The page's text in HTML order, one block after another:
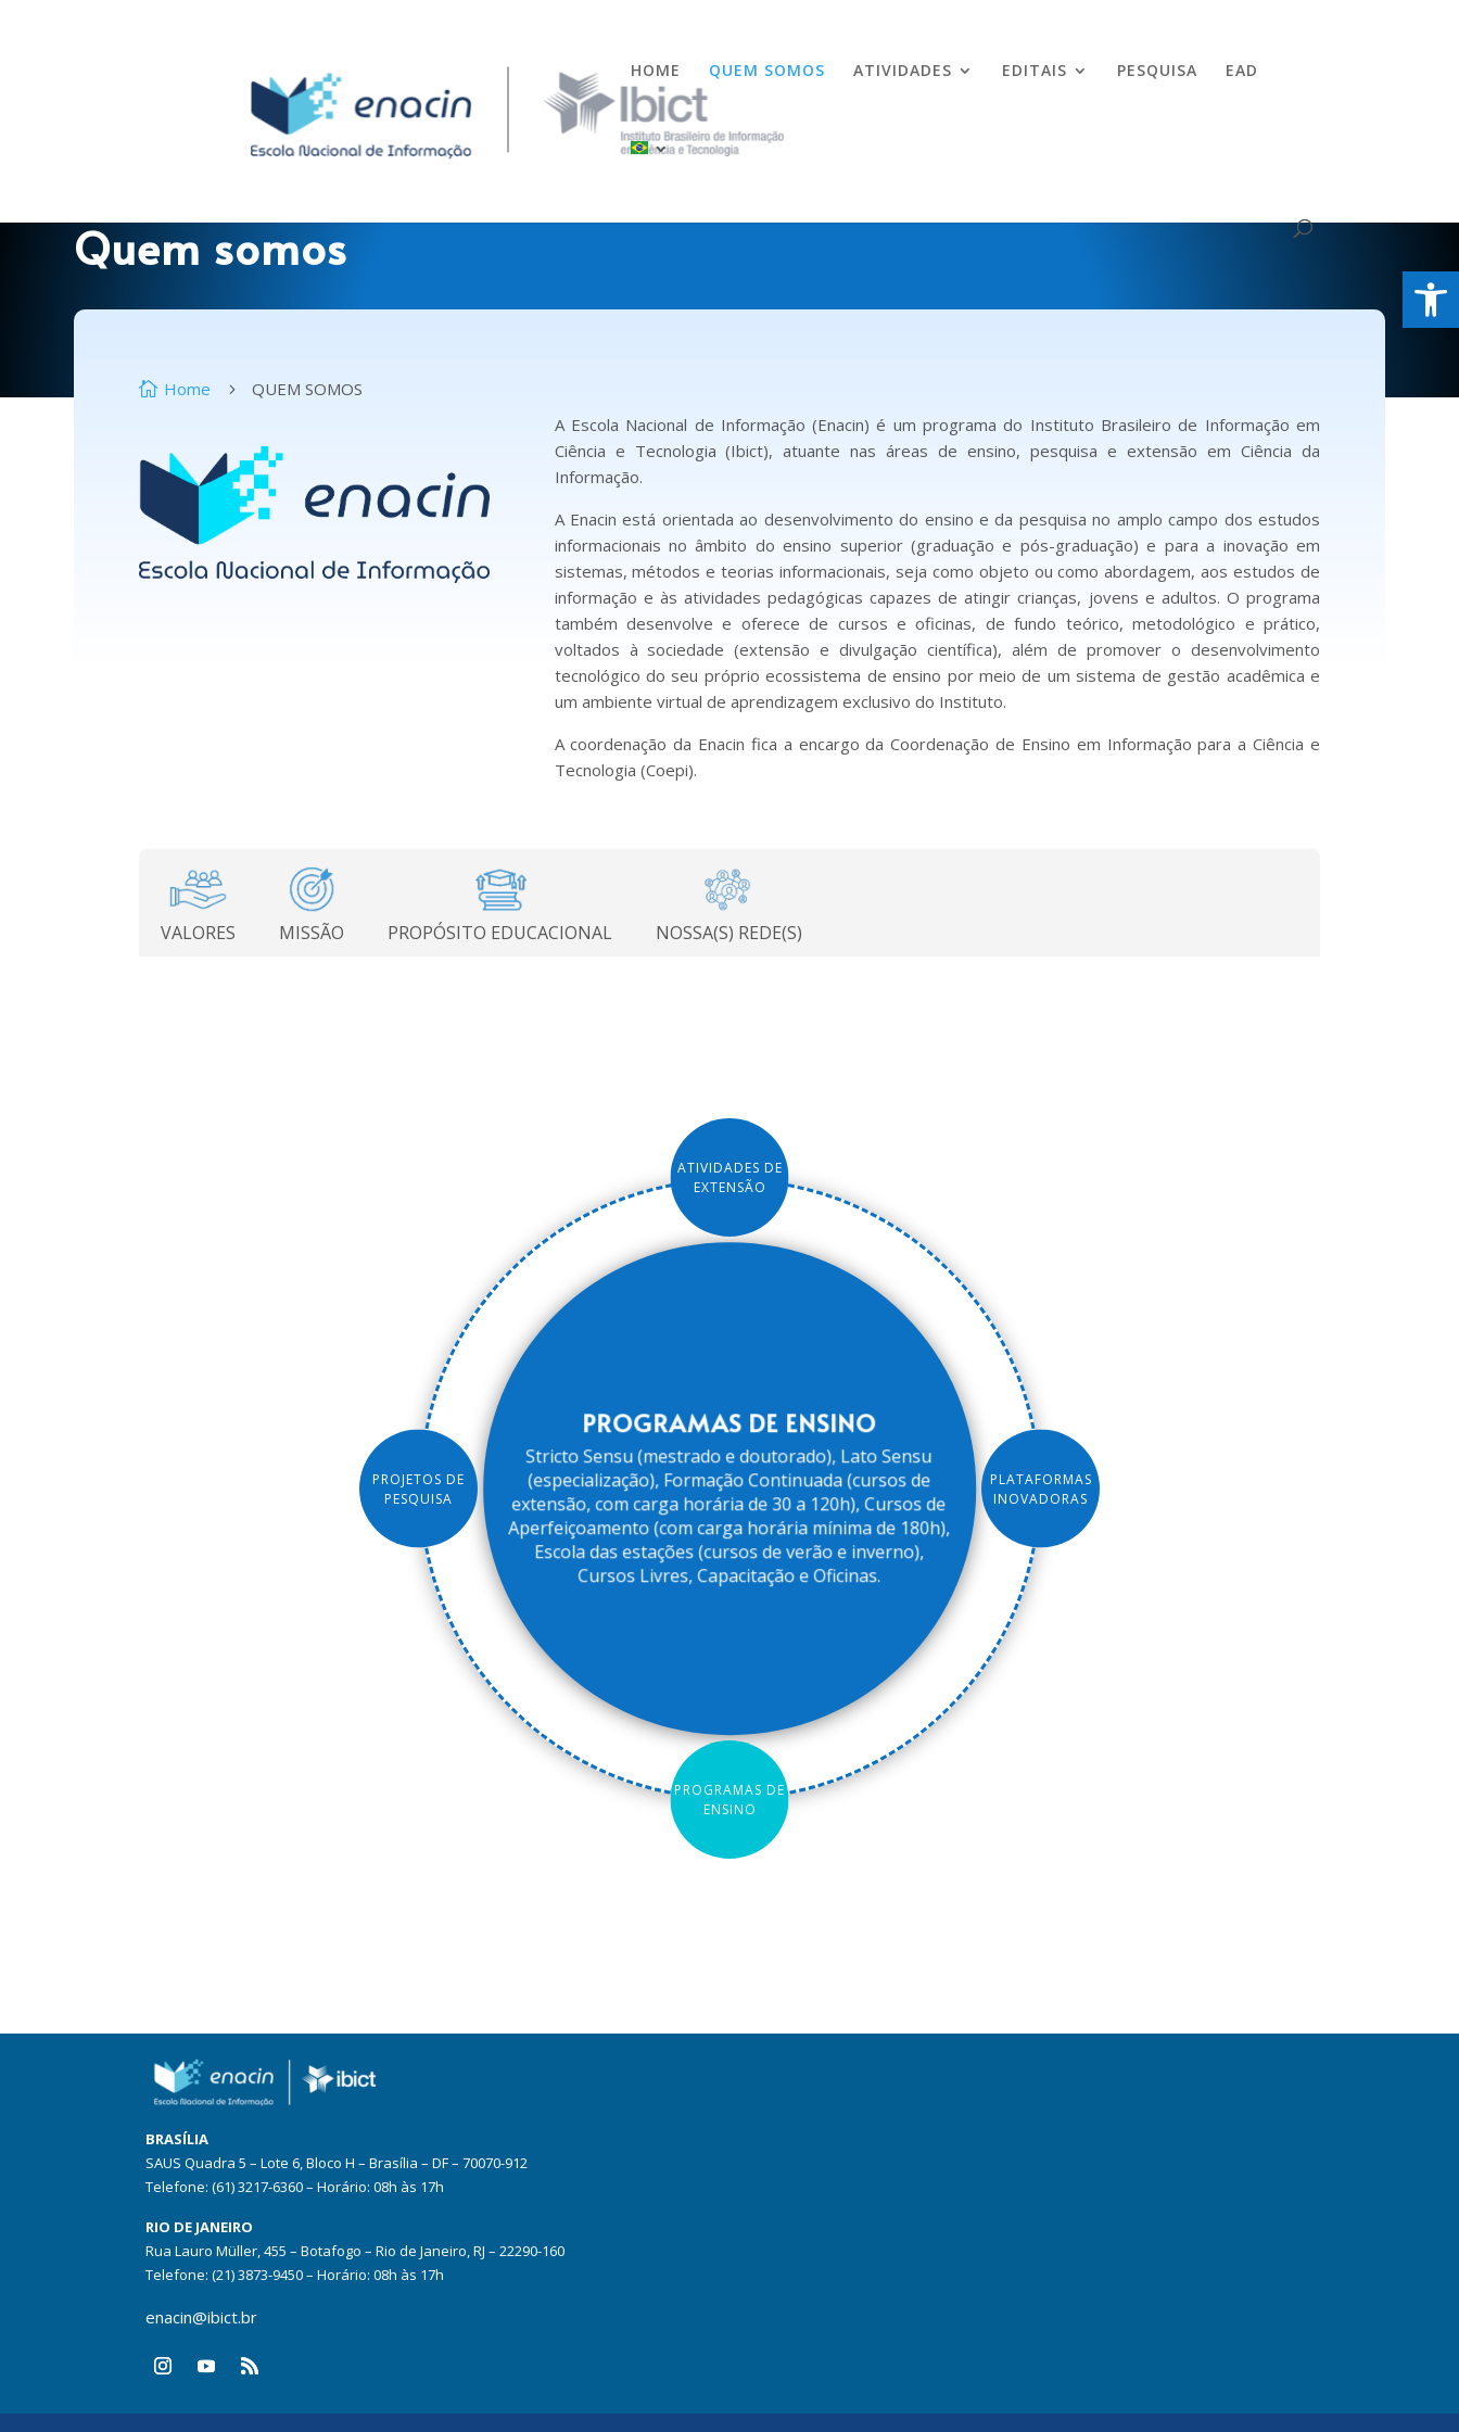
Abrir
HOME QUEM SOMOS ATIVIDADES EDITAIS PESQUISA EAD
Quem somos
 Home 5
QUEM SOMOS
A Escola Nacional de Informação (Enacin) é um programa do Instituto Brasileiro de Informação em
Ciência e Tecnologia (Ibict), atuante nas áreas de ensino, pesquisa e extensão em Ciência da
Informação.
A Enacin está orientada ao desenvolvimento do ensino e da pesquisa no amplo campo dos estudos
informacionais no âmbito do ensino superior (graduação e pós-graduação) e para a inovação em
sistemas, métodos e teorias informacionais, seja como objeto ou como abordagem, aos estudos de
informação e às atividades pedagógicas capazes de atingir crianças, jovens e adultos. O programa
também desenvolve e oferece de cursos e oficinas, de fundo teórico, metodológico e prático,
voltados à sociedade (extensão e divulgação científica), além de promover o desenvolvimento
tecnológico do seu próprio ecossistema de ensino por meio de um sistema de gestão acadêmica e
um ambiente virtual de aprendizagem exclusivo do Instituto.
A coordenação da Enacin fica a encargo da Coordenação de Ensino em Informação para a Ciência e
Tecnologia (Coepi).
VALORES MISSÃO PROPÓSITO EDUCACIONAL NOSSA(S) REDE(S)
PROGRAMAS DE
ENSINO
PROJETOS DE
PESQUISA
ATIVIDADES DE
EXTENSÃO
PLATAFORMAS
INOVADORAS
PROGRAMAS DE ENSINO
Stricto Sensu (mestrado e doutorado), Lato Sensu
(especialização), Formação Continuada (cursos de
extensão, com carga horária de 30 a 120h), Cursos de
Aperfeiçoamento (com carga horária mínima de 180h),
Escola das estações (cursos de verão e inverno),
Cursos Livres, Capacitação e Oficinas.
BRASÍLIA
SAUS Quadra 5 – Lote 6, Bloco H – Brasília – DF – 70070-912
Telefone: (61) 3217-6360 – Horário: 08h às 17h
RIO DE JANEIRO
Rua Lauro Müller, 455 – Botafogo – Rio de Janeiro, RJ – 22290-160
Telefone: (21) 3873-9450 – Horário: 08h às 17h
enacin@ibict.br